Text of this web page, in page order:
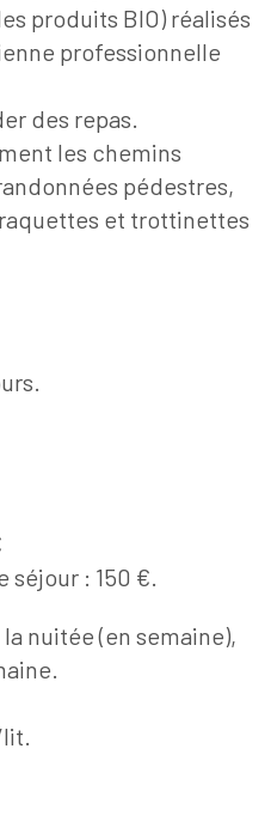
produits BIO) réalisés
professionnelle
des repas.
les chemins
pédestres,
et trottinettes
séjour : 150 €.
nuitée (en semaine),
lit.